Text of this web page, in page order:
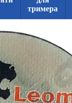
тримера